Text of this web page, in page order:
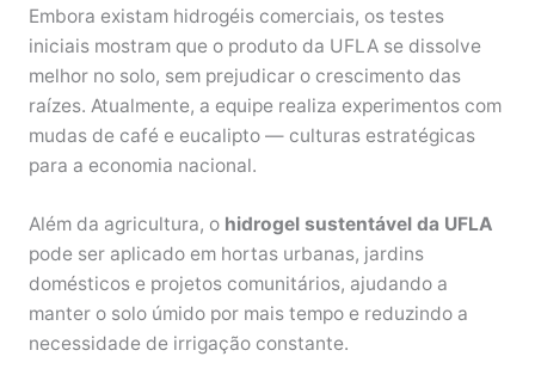
Embora existam hidrogéis comerciais, os testes
iniciais mostram que o produto da UFLA se dissolve
melhor no solo, sem prejudicar o crescimento das
raízes. Atualmente, a equipe realiza experimentos com
mudas de café e eucalipto — culturas estratégicas
para a economia nacional.
Além da agricultura, o hidrogel sustentável da UFLA
pode ser aplicado em hortas urbanas, jardins
domésticos e projetos comunitários, ajudando a
manter o solo úmido por mais tempo e reduzindo a
necessidade de irrigação constante.